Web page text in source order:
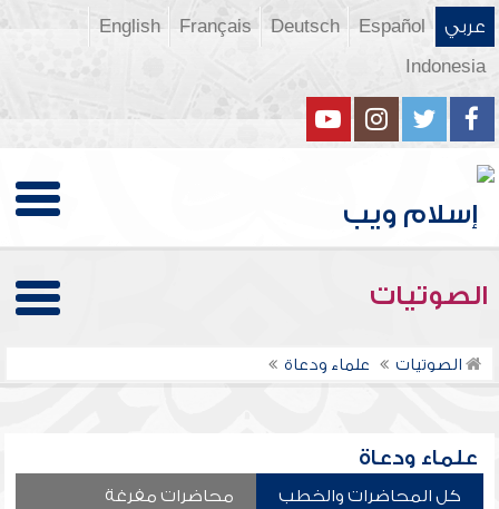
عربي Español
Deutsch
Français
English
Indonesia
الصوتيات
الصوتيات علماء ودعاة
علماء ودعاة
كل المحاضرات والخطب محاضرات مفرغة